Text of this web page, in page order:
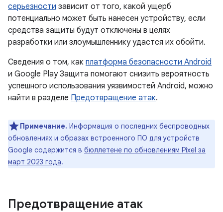
серьезности зависит от того, какой ущерб
потенциально может быть нанесен устройству, если
средства защиты будут отключены в целях
разработки или злоумышленнику удастся их обойти.
Сведения о том, как платформа безопасности Android
и Google Play Защита помогают снизить вероятность
успешного использования уязвимостей Android, можно
найти в разделе Предотвращение атак.
Примечание. Информация о последних беспроводных
обновлениях и образах встроенного ПО для устройств
Google содержится в бюллетене по обновлениям Pixel за
март 2023 года.
Предотвращение атак